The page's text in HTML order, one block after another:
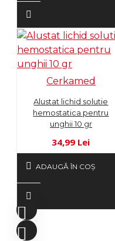
Cerkamed
Alustat lichid solutie
hemostatica pentru
unghii 10 gr
34,99 Lei
ADAUGĂ ÎN COŞ